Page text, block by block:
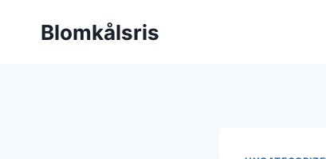
Blomkålsris